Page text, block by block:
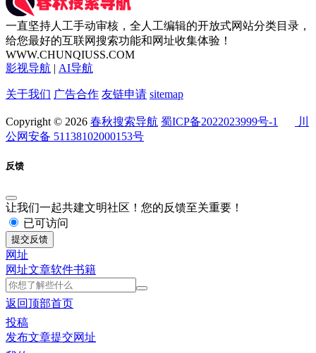
一直坚持人工手动审核，全人工编辑的开放式网站分类目录，
给您最好的互联网搜索功能和网址收集体验！
WWW.CHUNQIUSS.COM
影视导航 | AI导航
关于我们 广告合作 友链申请 sitemap
Copyright © 2026 春秋搜索导航 蜀ICP备2022023999号-1
川
公网安备 51138102000153号
反馈
让我们一起共建文明社区！您的反馈至关重要！
已可访问
提交反馈
网址
网址文章软件书籍
返回顶部首页
投稿
发布文章提交网址